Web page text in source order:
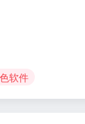
软件